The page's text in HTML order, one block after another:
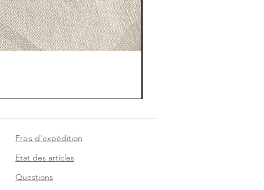
Frais d'expédition
Etat des articles
Questions